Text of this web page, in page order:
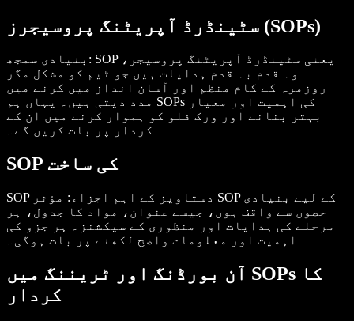
سٹینڈرڈ آپریٹنگ پروسیجرز (SOPs)
بنیادی سمجھ : SOP یعنی سٹینڈرڈ آپریٹنگ پروسیجر،
وہ قدم بہ قدم ہدایات ہیں جو ٹیم کو مشکل مگر
روزمرہ کے کام منظم اور آسان انداز میں کرنے میں
مدد دیتی ہیں۔ یہاں ہم SOPs کی اہمیت اور معیار
بہتر بنانے اور ورک فلو کو ہموار کرنے میں ان کے
کردار پر بات کریں گے۔
SOP کی ساخت
SOP دستاویز کے اہم اجزاء : مؤثر SOP کے لیے بنیادی
حصوں سے واقف ہوں، جیسے عنوان، مواد کا جدول، ہر
مرحلے کی ہدایات اور منظوری کے سیکشنز۔ ہر جزو کی
اہمیت اور معلومات واضح لکھنے پر بات ہوگی۔
آن بورڈنگ اور ٹریننگ میں SOPs کا
کردار